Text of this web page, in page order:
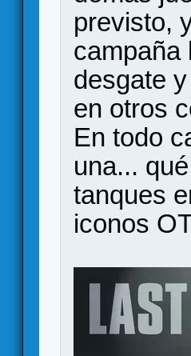
previsto,
campaña
desgate
en otros
En todo
una...
tanques
iconos